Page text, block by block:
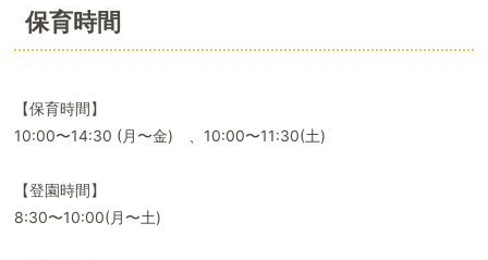
保育時間
【保育時間】
10:00〜14:30 (月〜金) 、10:00〜11:30(土)
【登園時間】
8:30〜10:00(月〜土)